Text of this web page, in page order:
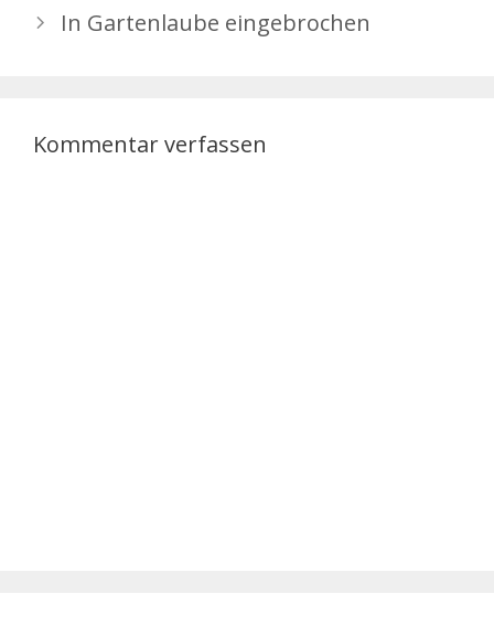
In Gartenlaube eingebrochen
Kommentar verfassen